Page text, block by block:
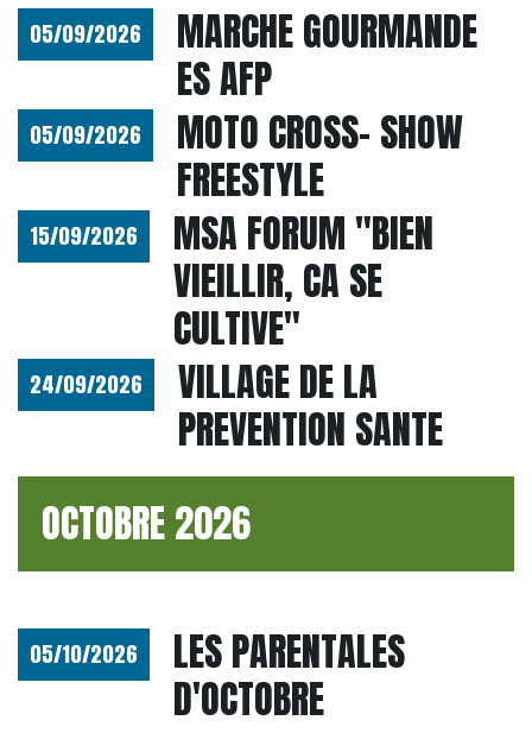
05/09/2026
MARCHE GOURMANDE
ES AFP
05/09/2026
MOTO CROSS- SHOW
FREESTYLE
15/09/2026
MSA FORUM "BIEN
VIEILLIR, CA SE
CULTIVE"
24/09/2026
VILLAGE DE LA
PREVENTION SANTE
OCTOBRE 2026
05/10/2026
LES PARENTALES
D'OCTOBRE